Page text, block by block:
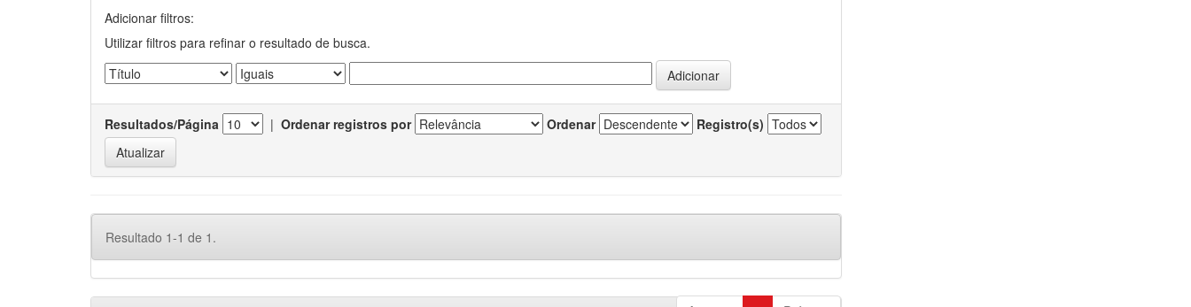
Adicionar filtros:
Utilizar filtros para refinar o resultado de busca.
Resultados/Página | Ordenar registros por Ordenar Registro(s)
Resultado 1-1 de 1.